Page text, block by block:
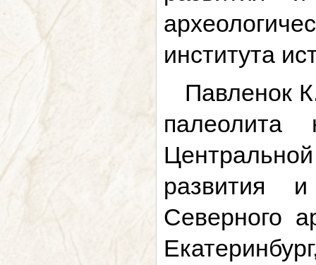
института
Павленок
палеолита
развития
Северного